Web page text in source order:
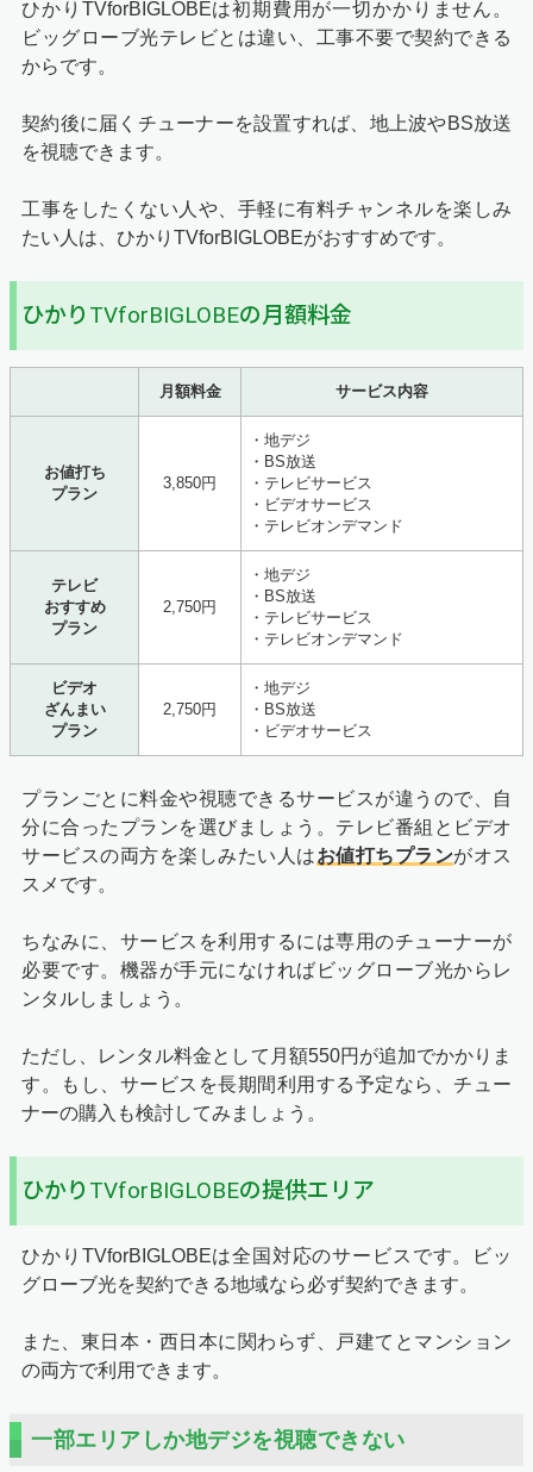
ひかりTVforBIGLOBEは初期費用が一切かかりません。
ビッグローブ光テレビとは違い、工事不要で契約できる
からです。
契約後に届くチューナーを設置すれば、地上波やBS放送
を視聴できます。
工事をしたくない人や、手軽に有料チャンネルを楽しみ
たい人は、ひかりTVforBIGLOBEがおすすめです。
ひかりTVforBIGLOBEの月額料金
月額料金 サービス内容
お値打ち
プラン
3,850円
・地デジ
・BS放送
・テレビサービス
・ビデオサービス
・テレビオンデマンド
テレビ
おすすめ
プラン
2,750円
・地デジ
・BS放送
・テレビサービス
・テレビオンデマンド
ビデオ
ざんまい
プラン
2,750円
・地デジ
・BS放送
・ビデオサービス
プランごとに料金や視聴できるサービスが違うので、自
分に合ったプランを選びましょう。テレビ番組とビデオ
サービスの両方を楽しみたい人はお値打ちプランがオス
スメです。
ちなみに、サービスを利用するには専用のチューナーが
必要です。機器が手元になければビッグローブ光からレ
ンタルしましょう。
ただし、レンタル料金として月額550円が追加でかかりま
す。もし、サービスを長期間利用する予定なら、チュー
ナーの購入も検討してみましょう。
ひかりTVforBIGLOBEの提供エリア
ひかりTVforBIGLOBEは全国対応のサービスです。ビッ
グローブ光を契約できる地域なら必ず契約できます。
また、東日本・西日本に関わらず、戸建てとマンション
の両方で利用できます。
一部エリアしか地デジを視聴できない